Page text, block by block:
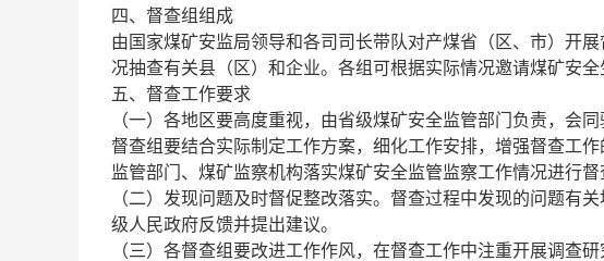
四、督查组组成
由国家煤矿安监局领导和各司司长带队对产煤省（区、市）开
况抽查有关县（区）和企业。各组可根据实际情况邀请煤矿安全
五、督查工作要求
（一）各地区要高度重视，由省级煤矿安全监管部门负责，会
督查组要结合实际制定工作方案，细化工作安排，增强督查工
监管部门、煤矿监察机构落实煤矿安全监管监察工作情况进行
（二）发现问题及时督促整改落实。督查过程中发现的问题有
级人民政府反馈并提出建议。
（三）各督查组要改进工作作风，在督查工作中注重开展调查